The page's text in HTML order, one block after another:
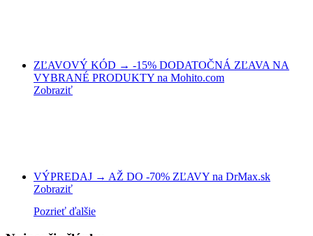
ZĽAVOVÝ KÓD → -15% DODATOČNÁ ZĽAVA NA
VYBRANÉ PRODUKTY na Mohito.com
Zobraziť
VÝPREDAJ → AŽ DO -70% ZĽAVY na DrMax.sk
Zobraziť
Pozrieť ďalšie